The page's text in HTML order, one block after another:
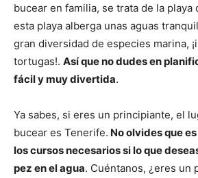
bucear en familia, se trata de la playa
esta playa alberga unas aguas
gran diversidad de especies marina,
tortugas!. Así que no dudes en
fácil y muy divertida.
Ya sabes, si eres un principiante, el
bucear es Tenerife. No olvides que
los cursos necesarios si lo que
pez en el agua. Cuéntanos, ¿eres un